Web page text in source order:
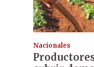
Nacionales